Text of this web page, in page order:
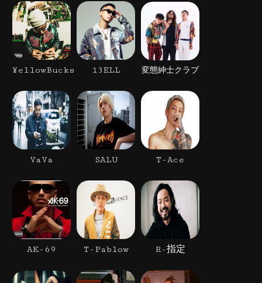
¥ellowBucks 13ELL 変態紳士クラブ
VaVa SALU T-Ace
AK-69 T-Pablow R-指定